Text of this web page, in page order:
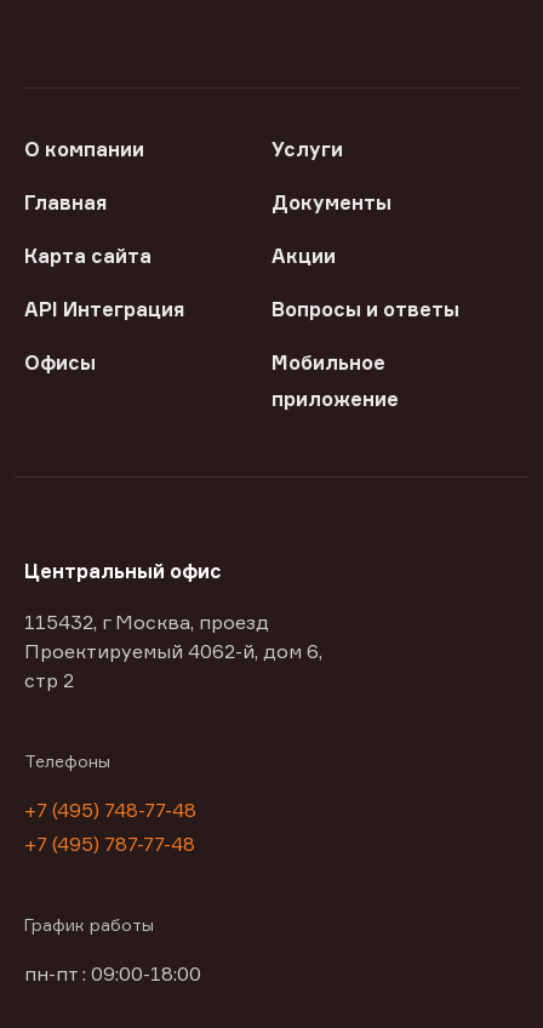
О компании Услуги
Главная Документы
Карта сайта Акции
API Интеграция Вопросы и ответы
Офисы
Мобильное
приложение
Центральный офис
115432, г Москва, проезд
Проектируемый 4062-й, дом 6,
стр 2
Телефоны
+7 (495) 748-77-48
+7 (495) 787-77-48
График работы
пн-пт : 09:00-18:00